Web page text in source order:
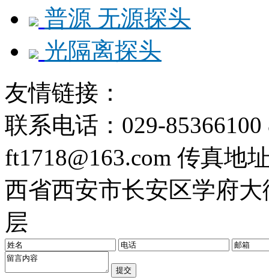
普源 无源探头
光隔离探头
友情链接：
联系电话：029-85366100
ft1718@163.com 传真地
西省西安市长安区学府
层